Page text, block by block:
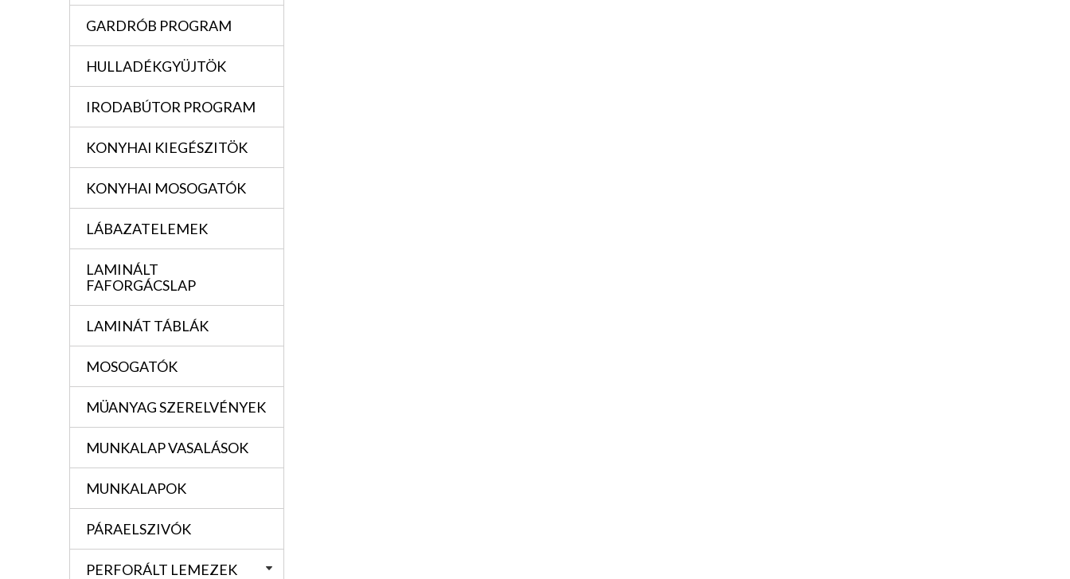
GARDRÓB PROGRAM
HULLADÉKGYÜJTÖK
IRODABÚTOR PROGRAM
KONYHAI KIEGÉSZITÖK
KONYHAI MOSOGATÓK
LÁBAZATELEMEK
LAMINÁLT
FAFORGÁCSLAP
LAMINÁT TÁBLÁK
MOSOGATÓK
MÜANYAG SZERELVÉNYEK
MUNKALAP VASALÁSOK
MUNKALAPOK
PÁRAELSZIVÓK
PERFORÁLT LEMEZEK